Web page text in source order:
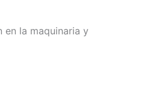
en la maquinaria y